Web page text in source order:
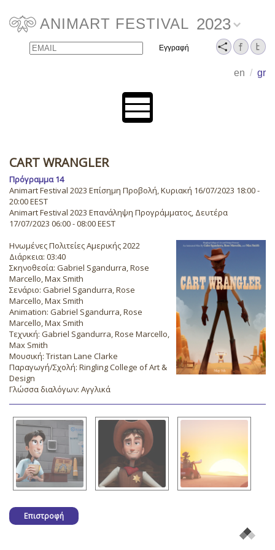
ANIMART FESTIVAL 2023
en / gr
Email Name
CART WRANGLER
Πρόγραμμα 14
Animart Festival 2023 Επίσημη Προβολή, Κυριακή 16/07/2023 18:00 -
20:00 EEST
Animart Festival 2023 Επανάληψη Προγράμματος, Δευτέρα
17/07/2023 06:00 - 08:00 EEST
Ηνωμένες Πολιτείες Αμερικής 2022
Διάρκεια: 03:40
Σκηνοθεσία: Gabriel Sgandurra, Rose
Marcello, Max Smith
Σενάριο: Gabriel Sgandurra, Rose
Marcello, Max Smith
Animation: Gabriel Sgandurra, Rose
Marcello, Max Smith
Τεχνική: Gabriel Sgandurra, Rose Marcello,
Max Smith
Μουσική: Tristan Lane Clarke
Παραγωγή/Σχολή: Ringling College of Art &
Design
Γλώσσα διαλόγων: Αγγλικά
Επιστροφή